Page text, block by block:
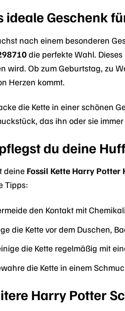
ideale Geschenk
nach einem besonderen
die perfekte Wahl.
wird. Ob zum Geburtstag, zu
Herzen kommt.
die Kette in einer schönen
das ihn oder sie
du deine
deine Fossil Kette Harry Potter
Tipps:
den Kontakt mit
die Kette vor dem Duschen,
die Kette regelmäßig mit
die Kette in einem
Harry Potter